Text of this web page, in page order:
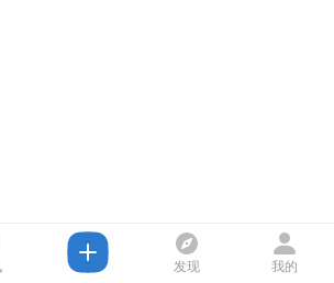
发现 我的